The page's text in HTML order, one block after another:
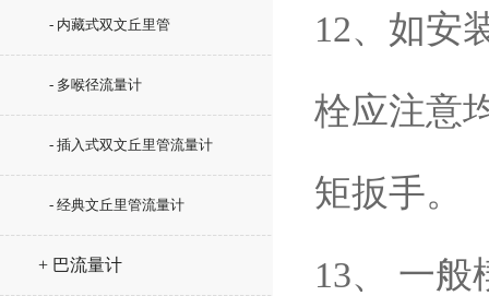
- 内藏式双文丘里管
- 多喉径流量计
- 插入式双文丘里管流量计
- 经典文丘里管流量计
+ 巴流量计
12、如安
栓应注意
矩扳手。
13、 一